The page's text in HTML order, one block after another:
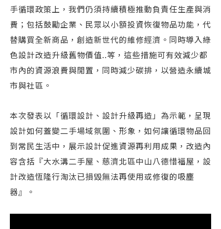
手循環政策上，我們仍須持續積極推動負責任生產與消
費；包括鼓勵企業、民眾以小額投資恢復物品功能，代
替購買全新商品，創造新世代的維修經濟。同時導入綠
色設計改造升級舊物價值..等，這些措施可有效減少都
市內的資源浪費與閒置，同時減少碳排，以營造永續城
市與社區。
本次發表以「循環設計、設計升級再造」為示範，呈現
設計如何蓋變二手場域氛圍、形象，如何讓循環物品回
到常民生活中，展示設計促進資源再利用成果，改造內
容含括『大水溝二手屋、慈濟北區中山八德惜福屋，設
計改造恆隆行淘汰已損毀無法再使用或修復的吸塵
器』。